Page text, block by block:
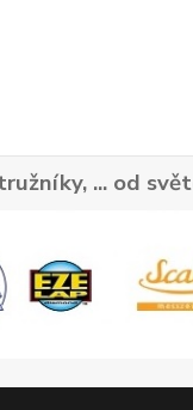
... od